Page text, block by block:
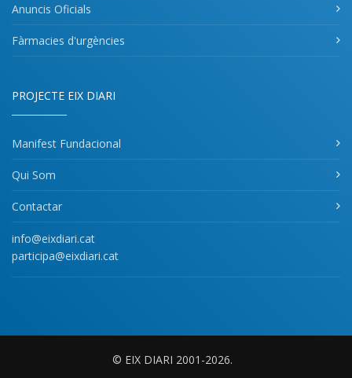
Anuncis Oficials
Fàrmacies d'urgències
PROJECTE EIX DIARI
Manifest Fundacional
Qui Som
Contactar
info@eixdiari.cat
participa@eixdiari.cat
© EIX DIARI 2001-2026.